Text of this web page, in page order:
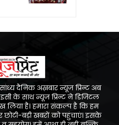
दैनिक अख़बार न्यूज प्रिन्ट अब
के साथ न्यूज प्रिन्ट ने डिजिटल
लिया है। हमारा संकल्प है कि हम
बड़ी खबरों को पहुंचाएं। इसके